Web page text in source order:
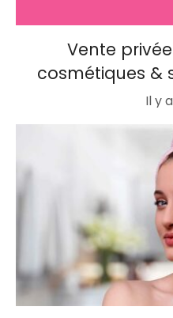
Vente
cosmétiques &
Il y